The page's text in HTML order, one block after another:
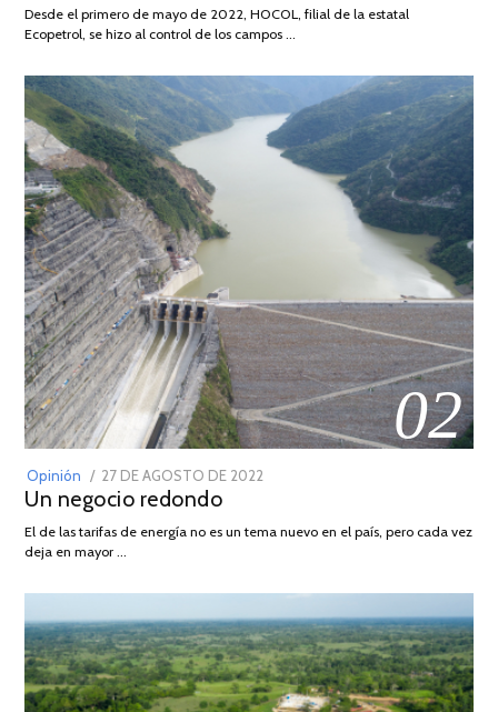
2026
Desde el primero de mayo de 2022, HOCOL, filial de la estatal
Ecopetrol, se hizo al control de los campos …
02
Opinión
POSTED
ON
27 DE AGOSTO DE 2022
DE
Un negocio redondo
El de las tarifas de energía no es un tema nuevo en el país, pero cada vez
deja en mayor …